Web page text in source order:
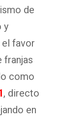
de
y
favor
franjas
como
, directo
en